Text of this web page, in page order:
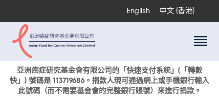
English 中文 (香港)
亞洲癌症研究基金會有限公司的「快速支付系統」(「轉數
快」) 號碼是 113719686。捐款人現可通過網上或手機銀行輸入
此號碼（而不需要基金會的完整銀行賬號）來進行捐款。
關於我們
科研項目